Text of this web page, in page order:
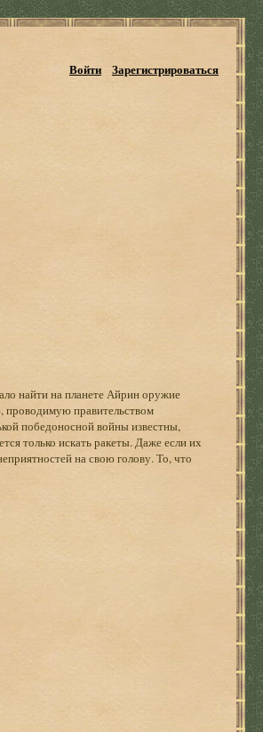
Войти Зарегистрироваться
найти на планете Айрин оружие
проводимую правительством
победоносной войны известны,
только искать ракеты. Даже если их
на свою голову. То, что